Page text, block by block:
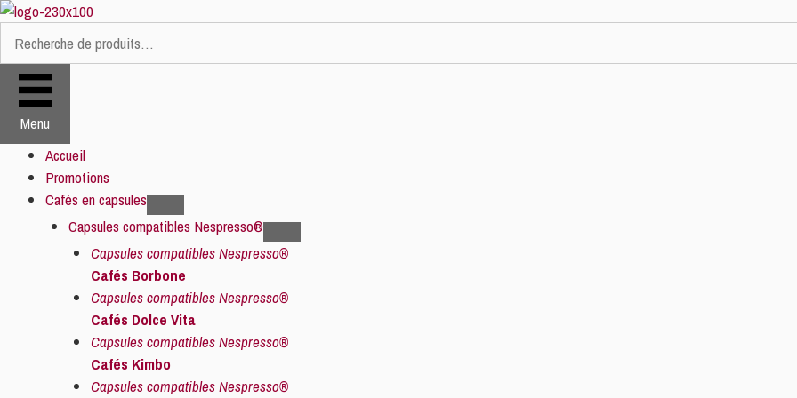
Aller
contenu
Recherche
pour :
Menu
Accueil
Promotions
Cafés en capsules
Capsules compatibles Nespresso®
Capsules compatibles Nespresso®
Cafés Borbone
Capsules compatibles Nespresso®
Cafés Dolce Vita
Capsules compatibles Nespresso®
Cafés Kimbo
Capsules compatibles Nespresso®